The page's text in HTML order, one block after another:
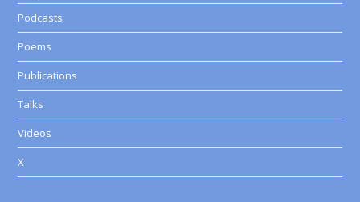
Podcasts
Poems
Publications
Talks
Videos
X